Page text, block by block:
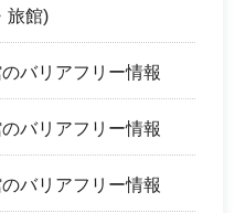
旅館)
バリアフリー情報
バリアフリー情報
バリアフリー情報